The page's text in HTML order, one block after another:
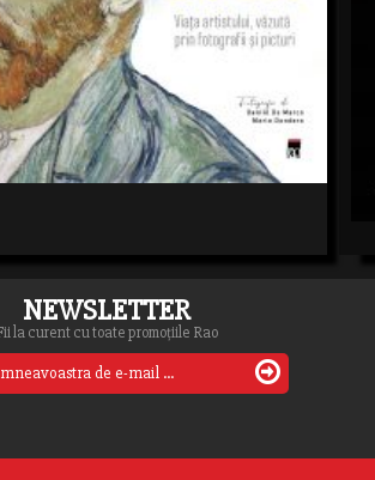
NEWSLETTER
la curent cu toate promoțiile Rao